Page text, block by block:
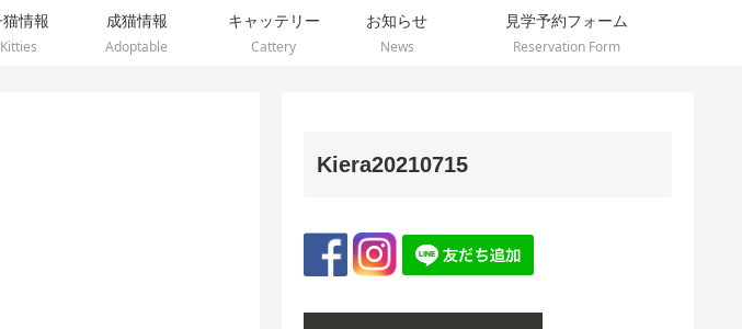
猫情報
Kitties
成猫情報
Adoptable
キャッテリー
Cattery
お知らせ
News
見学予約フォーム
Reservation Form
Kiera20210715